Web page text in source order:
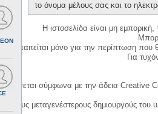
το όνομα μέλους σας και το
Η ιστοσελίδα είναι μη
απαιτείται μόνο για την περίπτωση
Για
γίνεται σύμφωνα με την άδεια
τους μεταγενέστερους δημιουργούς